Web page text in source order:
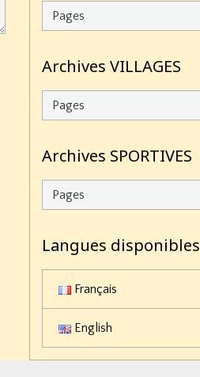
Archives VILLAGES
Archives SPORTIVES
Langues disponibles
Français
English